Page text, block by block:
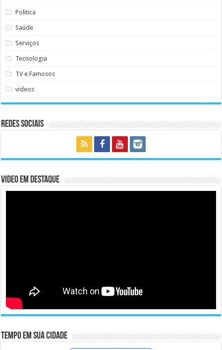
Politica
Saúde
Serviços
Tecnologia
TV e Famosos
videos
Redes Sociais
Video em Destaque
Tempo em sua cidade